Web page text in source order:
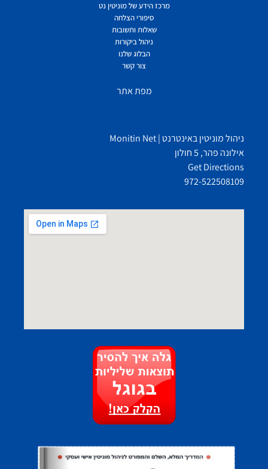
מרכז הידע של מוניטין נט
סיפורי הצלחה
שאלות ותשובות
ניהול ביקורות
הבלוג שלנו
צור קשר
מפת אתר
ניהול מוניטין באינטרנט | Monitin Net
אילונה פהר, 5 חולון
Get Directions
972-522508109